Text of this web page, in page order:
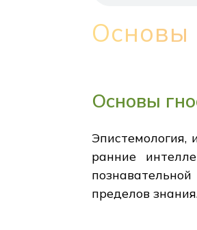
Основы
Основы
Эпистемология,
ранние
пределов